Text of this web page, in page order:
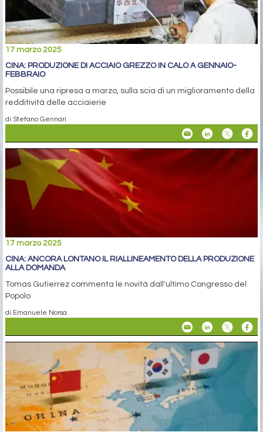
17 marzo 2025
CINA: PRODUZIONE DI ACCIAIO GREZZO IN CALO A GENNAIO-
FEBBRAIO
Possibile una ripresa a marzo, sulla scia di un miglioramento della
redditività delle acciaierie
di Stefano Gennari
17 marzo 2025
CINA: ANCORA LONTANO IL RIALLINEAMENTO DELLA PRODUZIONE
ALLA DOMANDA
Tomas Gutierrez commenta le novità dall'ultimo Congresso del
Popolo
di Emanuele Norsa